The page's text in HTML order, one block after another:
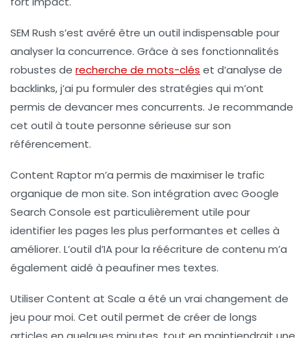
SEM Rush s’est avéré être un outil indispensable pour
analyser la concurrence. Grâce à ses fonctionnalités
robustes de recherche de mots-clés et d’analyse de
backlinks, j’ai pu formuler des stratégies qui m’ont
permis de devancer mes concurrents. Je recommande
cet outil à toute personne sérieuse sur son
référencement.
Content Raptorm’a permis de maximiser le trafic
organique de mon site. Son intégration avec Google
Search Console est particulièrement utile pour
identifier les pages les plus performantes et celles à
améliorer. L’outil d’IA pour la réécriture de contenu m’a
également aidé à peaufiner mes textes.
UtiliserContent at Scale a été un vrai changement de
jeu pour moi. Cet outil permet de créer de longs